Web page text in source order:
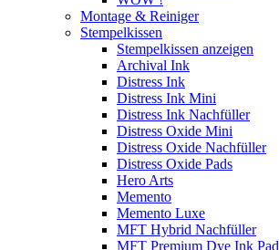
Montage & Reiniger
Stempelkissen
Stempelkissen anzeigen
Archival Ink
Distress Ink
Distress Ink Mini
Distress Ink Nachfüller
Distress Oxide Mini
Distress Oxide Nachfüller
Distress Oxide Pads
Hero Arts
Memento
Memento Luxe
MFT Hybrid Nachfüller
MFT Premium Dye Ink Pad